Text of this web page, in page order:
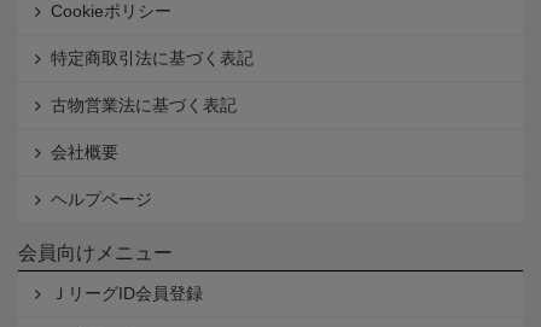
Cookieポリシー
特定商取引法に基づく表記
古物営業法に基づく表記
会社概要
ヘルプページ
会員向けメニュー
ＪリーグID会員登録